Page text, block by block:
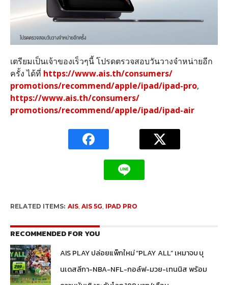
เตรียมเป็นเจ้าของเร็วๆนี้ โปรดตรวจสอบวันวางจำหน่ายอีก
ครั้ง ได้ที่ https://www.ais.th/consumers/
promotions/recommend/apple/ipad/ipad-pro,
https://www.ais.th/consumers/
promotions/recommend/apple/ipad/ipad-air
RELATED ITEMS: AIS, AIS 5G IPAD PRO
RECOMMENDED FOR YOU
AIS PLAY ปล่อยแพ็กใหม่ “PLAY ALL” เหมาจบ บุ
นเดสลีกา-NBA-NFL-กอล์ฟ-มวย-เทนนิส พร้อม